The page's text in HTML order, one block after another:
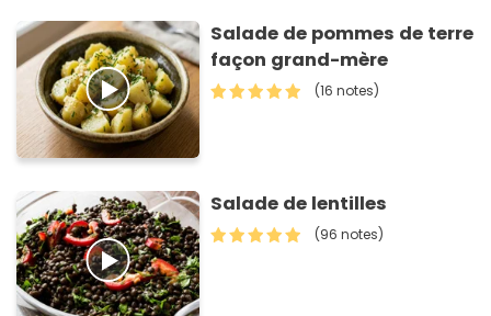
Salade de pommes de terre
façon grand-mère
(16 notes)
Salade de lentilles
(96 notes)